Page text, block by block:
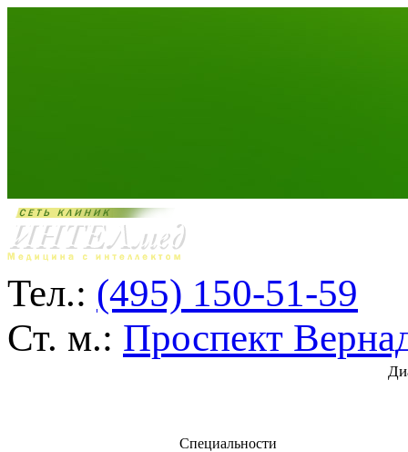
Тел.: (495) 150-51-59
Ст. м.: Проспект
Специальности